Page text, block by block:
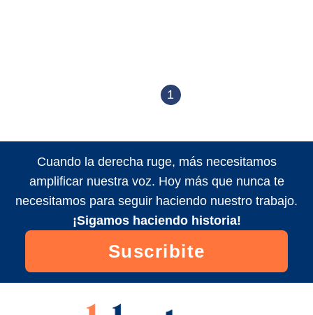
1
Cuando la derecha ruge, más necesitamos
amplificar nuestra voz. Hoy más que nunca te
necesitamos para seguir haciendo nuestro trabajo.
¡Sigamos haciendo historia!
Suscribite